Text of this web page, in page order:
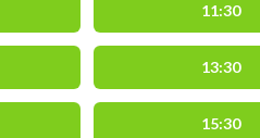
11:30
13:30
15:30